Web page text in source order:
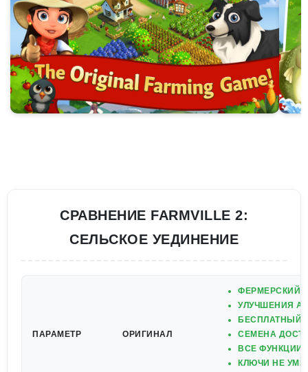
СРАВНЕНИЕ FARMVILLE 2:
CЕЛЬСКОЕ УЕДИНЕНИЕ
ПАРАМЕТР ОРИГИНАЛ
ФЕРМЕРСКИЙ
УЛУЧШЕНИЯ
БЕСПЛАТНЫЙ
СЕМЕНА
ВСЕ ФУНКЦИИ
КЛЮЧИ НЕ